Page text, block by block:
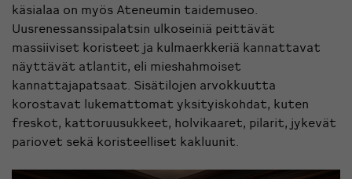
käsialaa on myös Ateneumin taidemuseo.
Uusrenessanssipalatsin ulkoseiniä peittävät
massiiviset koristeet ja kulmaerkkeriä kannattavat
näyttävät atlantit, eli mieshahmoiset
kannattajapatsaat. Sisätilojen arvokkuutta
korostavat lukemattomat yksityiskohdat, kuten
freskot, kattoruusukkeet, holvikaaret, pilarit, jykevät
pariovet sekä koristeelliset kakluunit.